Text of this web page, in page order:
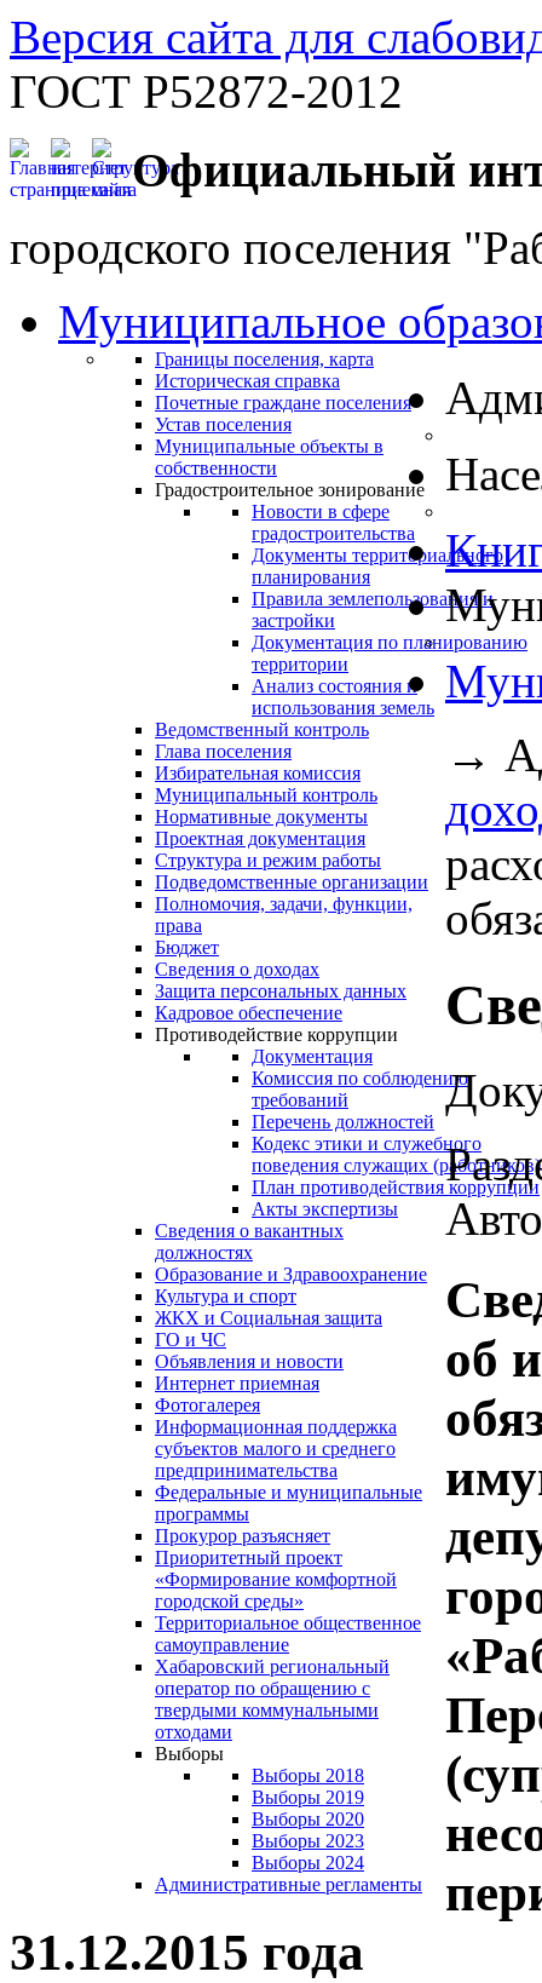
Версия сайта для
ГОСТ Р52872-2012
Официальный
городского поселения
Муниципальное
Границы поселения, карта
Историческая справка
Почетные граждане поселения
Устав поселения
Муниципальные объекты в
собственности
Градостроительное зонирование
Новости в сфере
градостроительства
Документы территориального
планирования
Правила землепользования и
застройки
Документация по планированию
территории
Анализ состояния и
использования земель
Ведомственный контроль
Глава поселения
Избирательная комиссия
Муниципальный контроль
Нормативные документы
Проектная документация
Структура и режим работы
Подведомственные организации
Полномочия, задачи, функции,
права
Бюджет
Сведения о доходах
Защита персональных данных
Кадровое обеспечение
Противодействие коррупции
Документация
Комиссия по соблюдению
требований
Перечень должностей
Кодекс этики и служебного
поведения служащих (работников)
План противодействия коррупции
Акты экспертизы
Сведения о вакантных
должностях
Образование и Здравоохранение
Культура и спорт
ЖКХ и Социальная защита
ГО и ЧС
Объявления и новости
Интернет приемная
Фотогалерея
Информационная поддержка
субъектов малого и среднего
предпринимательства
Федеральные и муниципальные
программы
Прокурор разъясняет
Приоритетный проект
«Формирование комфортной
городской среды»
Территориальное общественное
самоуправление
Хабаровский региональный
оператор по обращению с
твердыми коммунальными
отходами
Выборы
Выборы 2018
Выборы 2019
Выборы 2020
Выборы 2023
Выборы 2024
Административные регламенты
→
об
31.12.2015 года